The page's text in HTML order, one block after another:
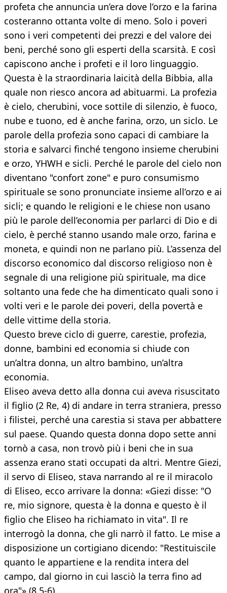
profeta che annuncia un’era dove l’orzo e la farina
costeranno ottanta volte di meno. Solo i poveri
sono i veri competenti dei prezzi e del valore dei
beni, perché sono gli esperti della scarsità. E così
capiscono anche i profeti e il loro linguaggio.
Questa è la straordinaria laicità della Bibbia, alla
quale non riesco ancora ad abituarmi. La profezia
è cielo, cherubini, voce sottile di silenzio, è fuoco,
nube e tuono, ed è anche farina, orzo, un siclo. Le
parole della profezia sono capaci di cambiare la
storia e salvarci finché tengono insieme cherubini
e orzo, YHWH e sicli. Perché le parole del cielo non
diventano "confort zone" e puro consumismo
spirituale se sono pronunciate insieme all’orzo e ai
sicli; e quando le religioni e le chiese non usano
più le parole dell’economia per parlarci di Dio e di
cielo, è perché stanno usando male orzo, farina e
moneta, e quindi non ne parlano più. L’assenza del
discorso economico dal discorso religioso non è
segnale di una religione più spirituale, ma dice
soltanto una fede che ha dimenticato quali sono i
volti veri e le parole dei poveri, della povertà e
delle vittime della storia.
Questo breve ciclo di guerre, carestie, profezia,
donne, bambini ed economia si chiude con
un’altra donna, un altro bambino, un’altra
economia.
Eliseo aveva detto alla donna cui aveva risuscitato
il figlio (2 Re, 4) di andare in terra straniera, presso
i filistei, perché una carestia si stava per abbattere
sul paese. Quando questa donna dopo sette anni
tornò a casa, non trovò più i beni che in sua
assenza erano stati occupati da altri. Mentre Giezi,
il servo di Eliseo, stava narrando al re il miracolo
di Eliseo, ecco arrivare la donna: «Giezi disse: "O
re, mio signore, questa è la donna e questo è il
figlio che Eliseo ha richiamato in vita". Il re
interrogò la donna, che gli narrò il fatto. Le mise a
disposizione un cortigiano dicendo: "Restituiscile
quanto le appartiene e la rendita intera del
campo, dal giorno in cui lasciò la terra fino ad
ora"» (8,5-6).